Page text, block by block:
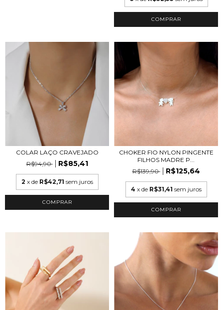
COLAR LAÇO CRAVEJADO
R$94,90
R$85,41
2 x de R$42,71 sem juros
COMPRAR
CHOKER FIO NYLON PINGENTE
FILHOS MADRE P...
R$139,90
R$125,64
4 x de R$31,41 sem juros
COMPRAR